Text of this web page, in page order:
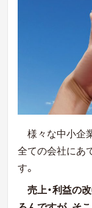
様々な中小企
全ての会社にあ
す。
売上・利益の